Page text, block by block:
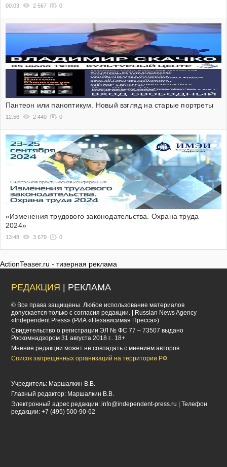
00:03 2 567 0
Пантеон или паноптикум. Новый взгляд на старые портреты
12:56 2 440 0
«Изменения трудового законодательства. Охрана труда
2024»
13:48 3 679 0
ActionTeaser.ru - тизерная реклама
РЕДАКЦИЯ | РЕКЛАМА
© Все права защищены. Любое использование материалов
допускается только с согласия редакции. | Russian News Agency
«Independent Press» (РИА «Независимая Пресса»)
Cвидетельство о регистрации ЭЛ № ФС 77 – 73507 выдано
Роскомнадзором 31 августа 2018 г.. 18+
Мнение редакции может не совпадать с мнением авторов.
Список запрещенных организаций на территории РФ
Учредитель: Маршалкин В.В.
Главный редактор: Маршалкин В.В.
Электронный адрес редакции:info@independent-press.ru
| Телефон
редакции: +7 (495) 500-90-62